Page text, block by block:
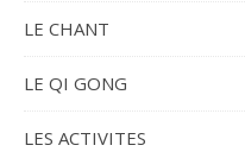
LE CHANT
LE QI GONG
LES ACTIVITES